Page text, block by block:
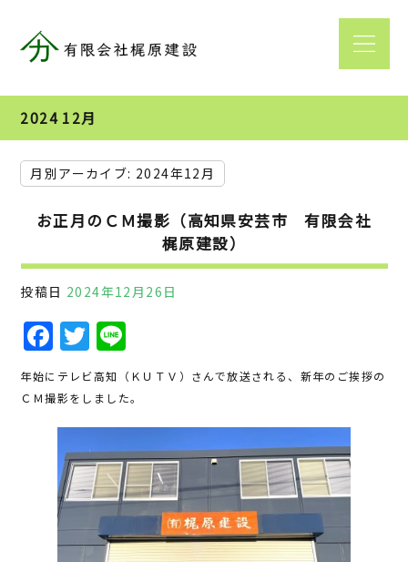
2024 12月
月別アーカイブ: 2024年12月
お正月のＣＭ撮影（高知県安芸市 有限会社
梶原建設）
投稿日 2024年12月26日
F
a
c
e
b
o
o
k
T
w
it
te
r
n
e
年始にテレビ高知（ＫＵＴＶ）さんで放送される、新年のご挨拶の
ＣＭ撮影をしました。